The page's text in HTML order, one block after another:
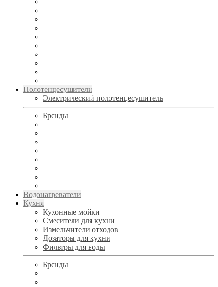
Полотенцесушители
Электрический полотенцесушитель
Бренды
Водонагреватели
Кухня
Кухонные мойки
Смесители для кухни
Измельчители отходов
Дозаторы для кухни
Фильтры для воды
Бренды